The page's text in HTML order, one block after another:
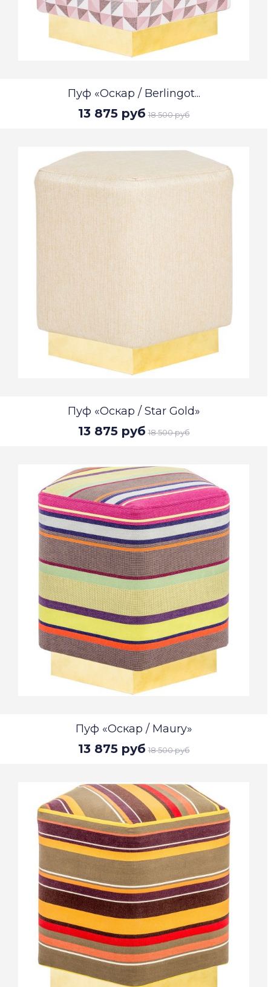
Пуф «Оскар / Berlingot...
13 875 руб 18 500 руб
Пуф «Оскар / Star Gold»
13 875 руб 18 500 руб
Пуф «Оскар / Maury»
13 875 руб 18 500 руб